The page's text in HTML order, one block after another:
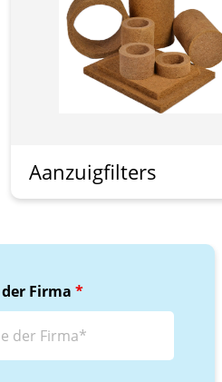
Aanzuigfilters
Firma *